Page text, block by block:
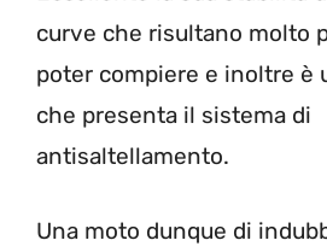
curve che risultano molto
poter compiere e inoltre è
che presenta il sistema di
antisaltellamento.
Una moto dunque di